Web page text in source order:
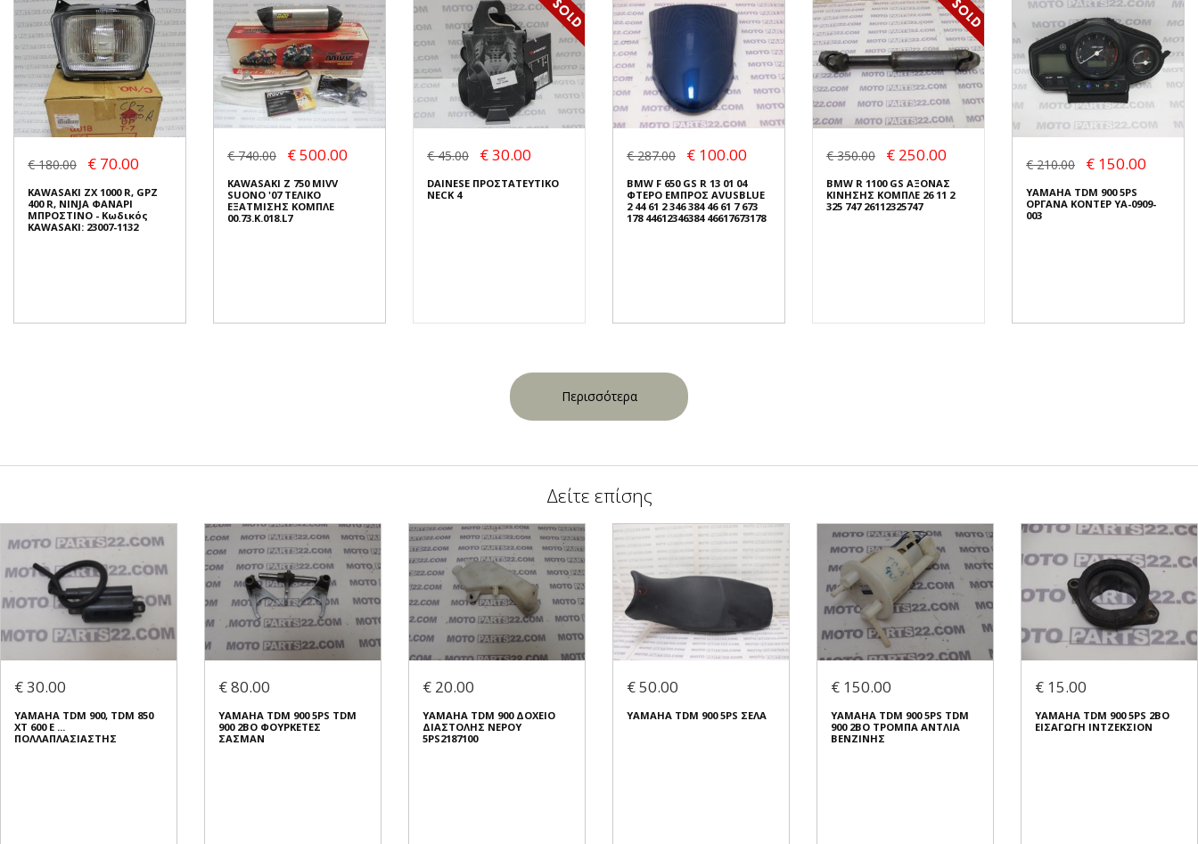
€ 180.00 € 70.00
KAWASAKI ZX 1000 R, GPZ
400 R, NINJA ΦΑΝΑΡΙ
ΜΠΡΟΣΤΙΝΟ - Κωδικός
KAWASAKI: 23007-1132
€ 740.00 € 500.00
KAWASAKI Z 750 MIVV
SUONO '07 ΤΕΛΙΚΟ
ΕΞΑΤΜΙΣΗΣ ΚΟΜΠΛΕ
00.73.K.018.L7
€ 45.00 € 30.00
DAINESE ΠΡΟΣΤΑΤΕΥΤΙΚΟ
NECK 4
€ 287.00 € 100.00
BMW F 650 GS R 13 01 04
ΦΤΕΡΟ ΕΜΠΡΟΣ AVUSBLUE
2 44 61 2 346 384 46 61 7 673
178 44612346384 46617673178
€ 350.00 € 250.00
BMW R 1100 GS ΑΞΟΝΑΣ
ΚΙΝΗΣΗΣ ΚΟΜΠΛΕ 26 11 2
325 747 26112325747
€ 210.00 € 150.00
YAMAHA TDM 900 5PS
ΟΡΓΑΝΑ ΚΟΝΤΕΡ YA-0909-
003
Περισσότερα
Δείτε επίσης
€ 30.00
YAMAHA TDM 900, TDM 850
XT 600 E ...
ΠΟΛΛΑΠΛΑΣΙΑΣΤΗΣ
€ 80.00
YAMAHA TDM 900 5PS TDM
900 2BO ΦΟΥΡΚΕΤΕΣ
ΣΑΣΜΑΝ
€ 20.00
YAMAHA TDM 900 ΔΟΧΕΙΟ
ΔΙΑΣΤΟΛΗΣ ΝΕΡΟΥ
5PS2187100
€ 50.00
YAMAHA TDM 900 5PS ΣΕΛΑ
€ 150.00
YAMAHA TDM 900 5PS TDM
900 2BO ΤΡΟΜΠΑ ΑΝΤΛΙΑ
ΒΕΝΖΙΝΗΣ
€ 15.00
YAMAHA TDM 900 5PS 2BO
ΕΙΣΑΓΩΓΗ ΙΝΤΖΕΚΣΙΟΝ